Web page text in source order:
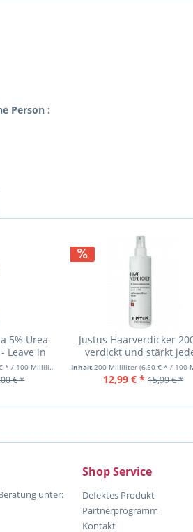
Person :
5% Urea
Leave in
* / 100 Milliliter)
€ *
Justus Haarverdicker
verdickt und stärkt
einzelne Haar
Inhalt 200 Milliliter (6,50 € * / 100
12,99 € * 15,99 € *
unter:
Shop Service
Defektes Produkt
Partnerprogramm
Kontakt